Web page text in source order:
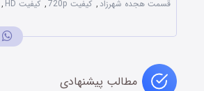
قسمت هجده شهرزاد , کیفیت 720p , کیفیت HD ,
مطالب پیشنهادی